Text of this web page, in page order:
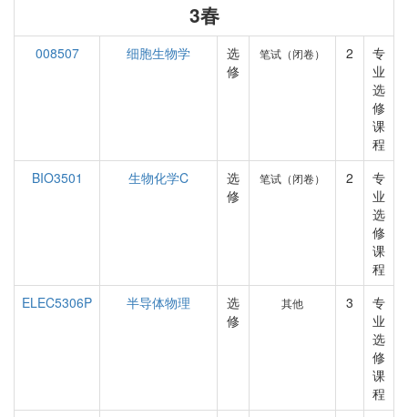
3春
008507 细胞生物学
选
修
笔试（闭卷） 2
专
业
选
修
课
程
BIO3501
生物化学C
选
修
笔试（闭卷） 2
专
业
选
修
课
程
ELEC5306P
半导体物理
选
修
其他 3
专
业
选
修
课
程